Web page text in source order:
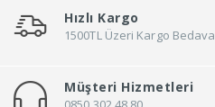
Brakco
Brooks
Hızlı Kargo
1500TL Üzeri Kargo Bedava
Müşteri Hizmetleri